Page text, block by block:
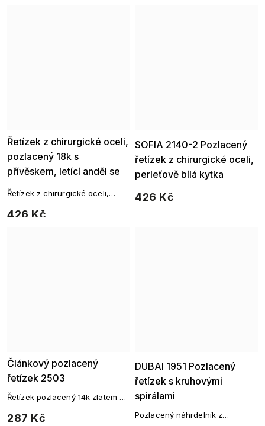
Řetízek z chirurgické oceli,
pozlacený 18k s
přívěskem, letící anděl se
srdcem 3001681
426 Kč
Řetízek z chirurgické oceli,
letící anděl se srdcem a zirkony.
SOFIA 2140-2 Pozlacený
řetízek z chirurgické oceli,
perleťově bílá kytka
Ellami
426 Kč
Článkový pozlacený
řetízek 2503
287 Kč
Řetízek pozlacený 14k zlatem –
DUBAI 1951 Pozlacený
řetízek s kruhovými
spirálami
Ellami
Pozlacený náhrdelník z